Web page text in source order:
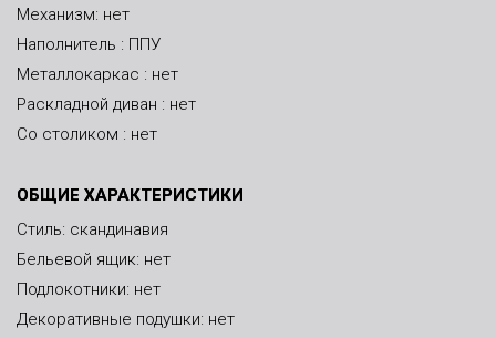
Механизм: нет
Наполнитель : ППУ
Металлокаркас : нет
Раскладной диван : нет
Со столиком : нет
ОБЩИЕ ХАРАКТЕРИСТИКИ
Стиль: скандинавия
Бельевой ящик: нет
Подлокотники: нет
Декоративные подушки: нет